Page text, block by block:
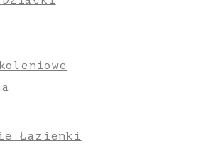
Łazienki